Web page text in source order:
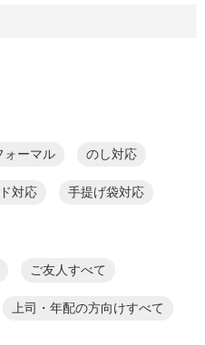
ォーマル のし対応
対応 手提げ袋対応
ご友人すべて
上司・年配の方向けすべて